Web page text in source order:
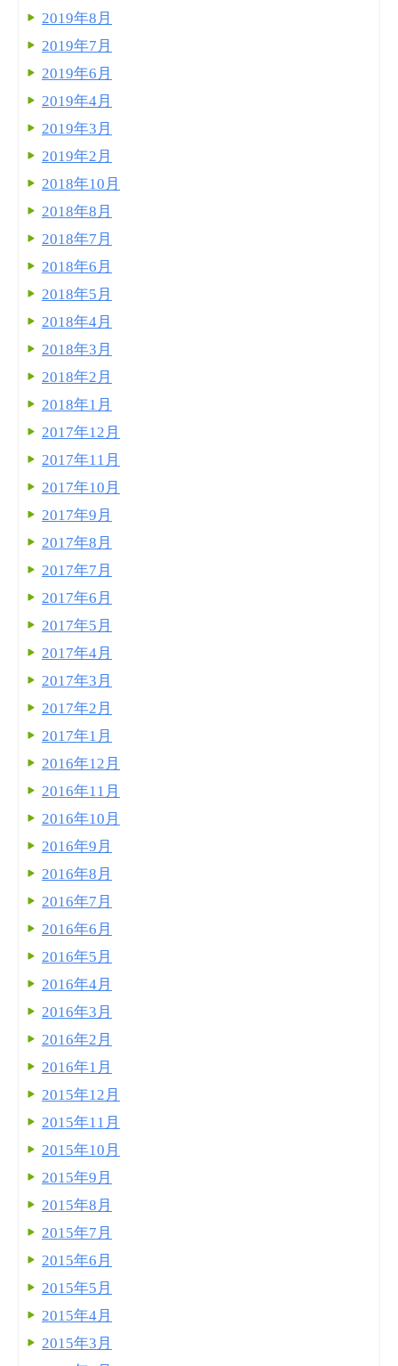
2019年8月
2019年7月
2019年6月
2019年4月
2019年3月
2019年2月
2018年10月
2018年8月
2018年7月
2018年6月
2018年5月
2018年4月
2018年3月
2018年2月
2018年1月
2017年12月
2017年11月
2017年10月
2017年9月
2017年8月
2017年7月
2017年6月
2017年5月
2017年4月
2017年3月
2017年2月
2017年1月
2016年12月
2016年11月
2016年10月
2016年9月
2016年8月
2016年7月
2016年6月
2016年5月
2016年4月
2016年3月
2016年2月
2016年1月
2015年12月
2015年11月
2015年10月
2015年9月
2015年8月
2015年7月
2015年6月
2015年5月
2015年4月
2015年3月